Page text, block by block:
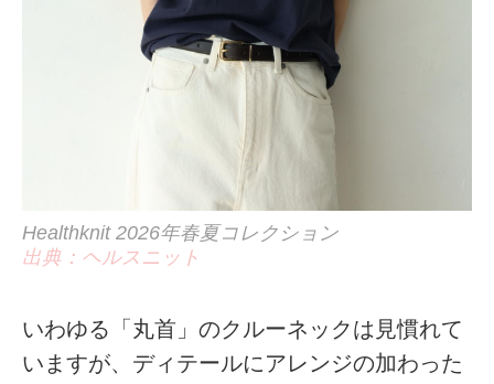
Healthknit 2026年春夏コレクション
出典：ヘルスニット
いわゆる「丸首」のクルーネックは見慣れて
いますが、ディテールにアレンジの加わった